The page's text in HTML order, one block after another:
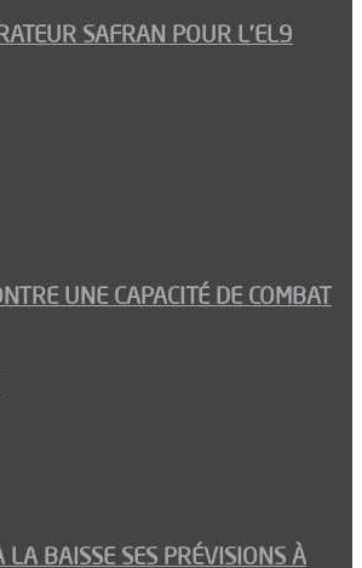
SAFRAN POUR L’EL9
UNE CAPACITÉ DE COMBAT
BAISSE SES PRÉVISIONS À